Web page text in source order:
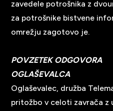
zavedele potrošnika z
za potrošnike bistvene
omrežju zagotovo je.
POVZETEK ODGOVORA
Oglaševalec, družba
pritožbo v celoti zavrača